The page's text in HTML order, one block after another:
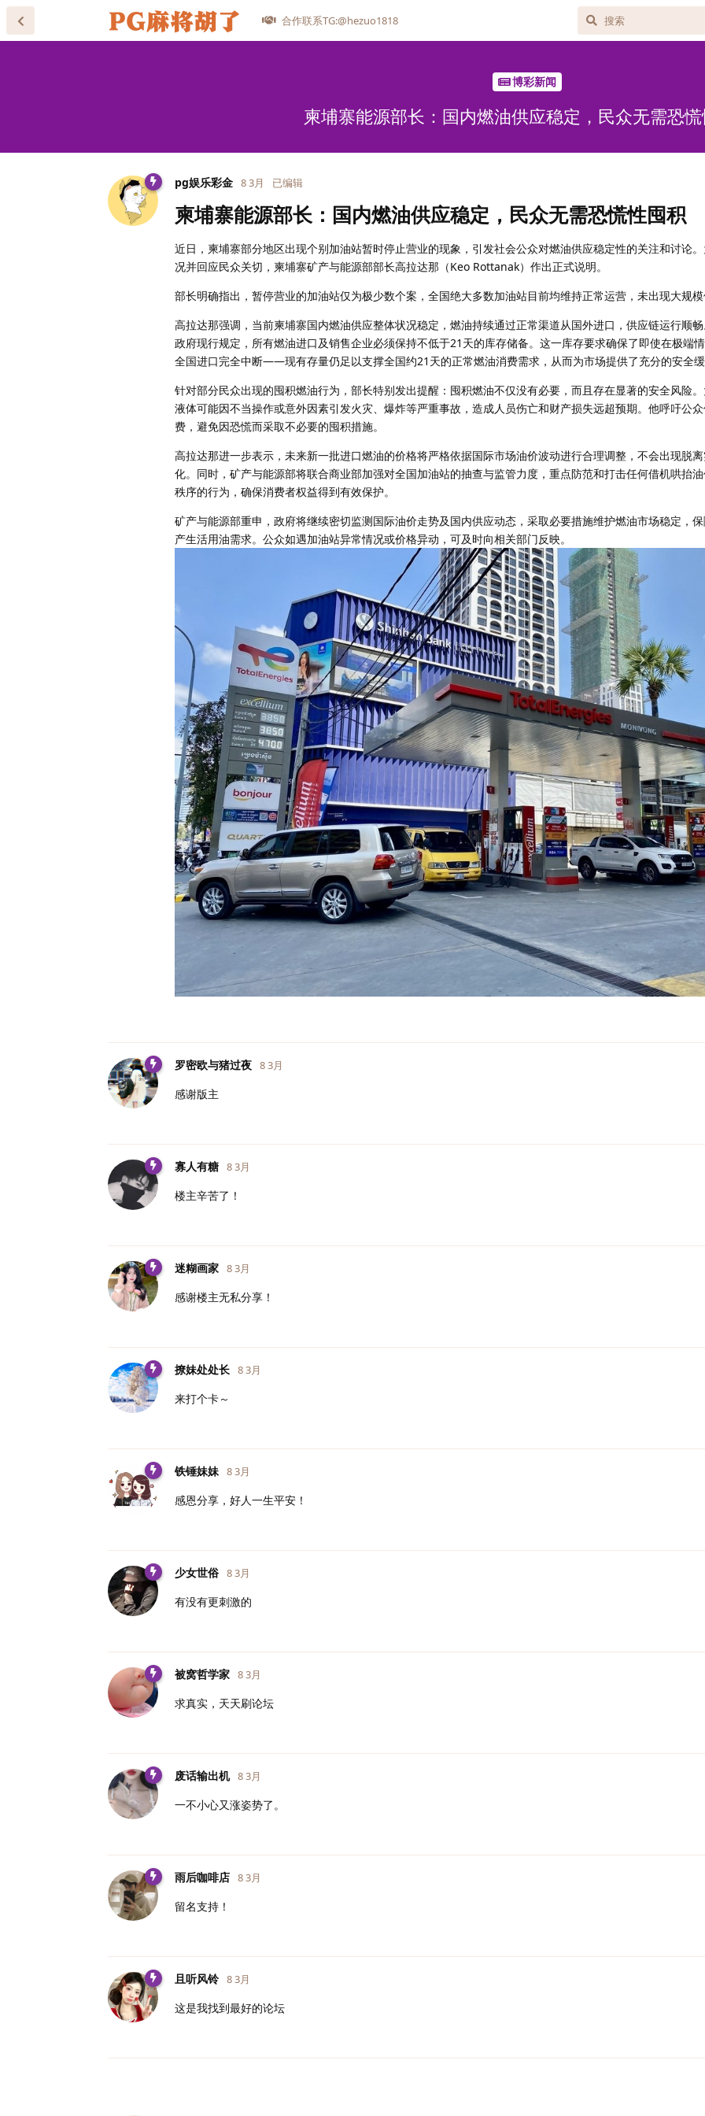
合作联系TG:@hezuo1818
博彩新闻
柬埔寨能源部长：国内燃油供应稳定，民众无需恐
pg娱乐彩金 8 3月 已编辑
柬埔寨能源部长：国内燃油供应稳定，民众无需恐慌性囤积
近日，柬埔寨部分地区出现个别加油站暂时停止营业的现象，引发社会公众对燃油供应稳定性的关注和讨论
况并回应民众关切，柬埔寨矿产与能源部部长高拉达那（Keo Rottanak）作出正式说明。
部长明确指出，暂停营业的加油站仅为极少数个案，全国绝大多数加油站目前均维持正常运营，未出现大规
高拉达那强调，当前柬埔寨国内燃油供应整体状况稳定，燃油持续通过正常渠道从国外进口，供应链运行顺
政府现行规定，所有燃油进口及销售企业必须保持不低于21天的库存储备。这一库存要求确保了即使在极
全国进口完全中断——现有存量仍足以支撑全国约21天的正常燃油消费需求，从而为市场提供了充分的安全
针对部分民众出现的囤积燃油行为，部长特别发出提醒：囤积燃油不仅没有必要，而且存在显著的安全风险
液体可能因不当操作或意外因素引发火灾、爆炸等严重事故，造成人员伤亡和财产损失远超预期。他呼吁公
费，避免因恐慌而采取不必要的囤积措施。
高拉达那进一步表示，未来新一批进口燃油的价格将严格依据国际市场油价波动进行合理调整，不会出现脱
化。同时，矿产与能源部将联合商业部加强对全国加油站的抽查与监管力度，重点防范和打击任何借机哄抬
秩序的行为，确保消费者权益得到有效保护。
矿产与能源部重申，政府将继续密切监测国际油价走势及国内供应动态，采取必要措施维护燃油市场稳定，
产生活用油需求。公众如遇加油站异常情况或价格异动，可及时向相关部门反映。
罗密欧与猪过夜 8 3月
感谢版主
寡人有糖 8 3月
楼主辛苦了！
迷糊画家 8 3月
感谢楼主无私分享！
撩妹处处长 8 3月
来打个卡～
铁锤妹妹 8 3月
感恩分享，好人一生平安！
少女世俗 8 3月
有没有更刺激的
被窝哲学家 8 3月
求真实，天天刷论坛
废话输出机 8 3月
一不小心又涨姿势了。
雨后咖啡店 8 3月
留名支持！
且听风铃 8 3月
这是我找到最好的论坛